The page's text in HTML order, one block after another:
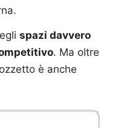
spazi davvero
. Ma oltre
è anche